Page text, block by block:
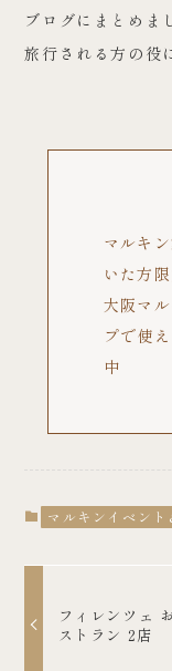
ブログにまとめま
旅行される方の役
マルキ
いた方
大阪マ
プで使
中
マルキンイベント
フィレンツェ
ストラン 2店